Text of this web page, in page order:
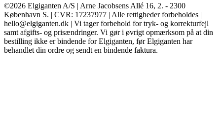
©2026 Elgiganten A/S | Arne Jacobsens Allé 16, 2. - 2300
København S. | CVR: 17237977 | Alle rettigheder forbeholdes |
hello@elgiganten.dk | Vi tager forbehold for tryk- og korrekturfejl
samt afgifts- og prisændringer. Vi gør i øvrigt opmærksom på at din
bestilling ikke er bindende for Elgiganten, før Elgiganten har
behandlet din ordre og sendt en bindende faktura.